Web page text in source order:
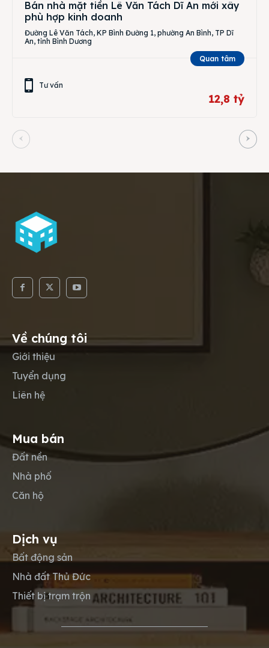
Bán nhà mặt tiền Lê Văn Tách Dĩ An mới xây
phù hợp kinh doanh
Đường Lê Văn Tách, KP Bình Đường 1, phường An Bình, TP Dĩ
An, tỉnh Bình Dương
Quan tâm
Tư vấn
12,8 tỷ
Về chúng tôi
Giới thiệu
Tuyển dụng
Liên hệ
Mua bán
Đất nền
Nhà phố
Căn hộ
Dịch vụ
Bất động sản
Nhà đất Thủ Đức
Thiết bị trạm trộn